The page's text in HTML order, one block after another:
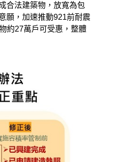
合法建築物，放寬為包
願，加速推動921前耐震
約27萬戶可受惠，整體